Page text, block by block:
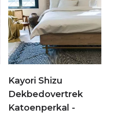
Kayori Shizu
Dekbedovertrek
Katoenperkal -